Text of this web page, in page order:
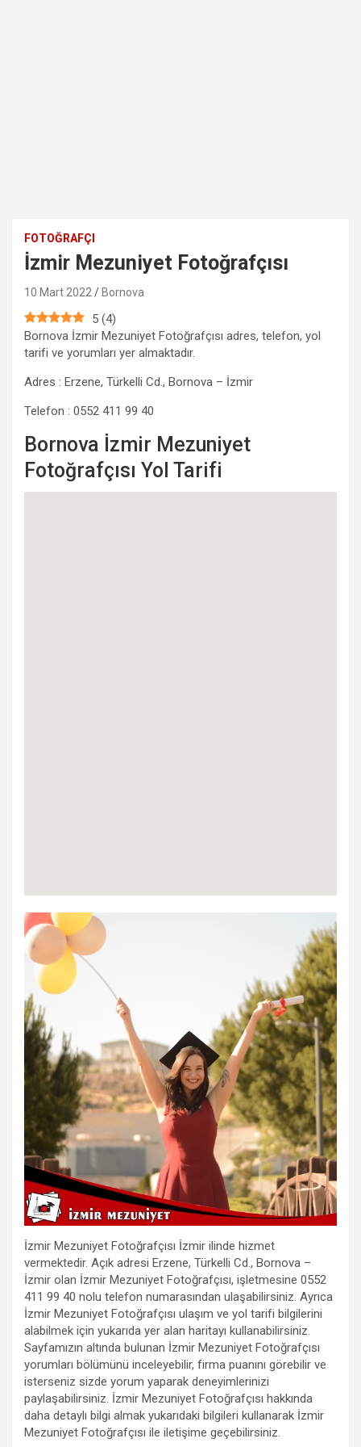
FOTOĞRAFÇI
İzmir Mezuniyet Fotoğrafçısı
10 Mart 2022 Bornova
5 (4)
Bornova İzmir Mezuniyet Fotoğrafçısı adres, telefon, yol
tarifi ve yorumları yer almaktadır.
Adres : Erzene, Türkelli Cd., Bornova – İzmir
Telefon : 0552 411 99 40
Bornova İzmir Mezuniyet
Fotoğrafçısı Yol Tarifi
İzmir Mezuniyet Fotoğrafçısı İzmir ilinde hizmet
vermektedir. Açık adresi Erzene, Türkelli Cd., Bornova –
İzmir olan İzmir Mezuniyet Fotoğrafçısı, işletmesine 0552
411 99 40 nolu telefon numarasından ulaşabilirsiniz. Ayrıca
İzmir Mezuniyet Fotoğrafçısı ulaşım ve yol tarifi bilgilerini
alabilmek için yukarıda yer alan haritayı kullanabilirsiniz.
Sayfamızın altında bulunan İzmir Mezuniyet Fotoğrafçısı
yorumları bölümünü inceleyebilir, firma puanını görebilir ve
isterseniz sizde yorum yaparak deneyimlerinizi
paylaşabilirsiniz. İzmir Mezuniyet Fotoğrafçısı hakkında
daha detaylı bilgi almak yukarıdaki bilgileri kullanarak İzmir
Mezuniyet Fotoğrafçısı ile iletişime geçebilirsiniz.